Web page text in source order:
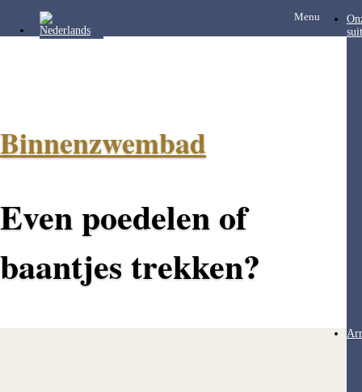
Menu
Binnenzwembad
Even poedelen of
baantjes trekken?